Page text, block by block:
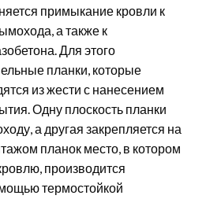
примыкание кровли к
а также к
Для этого
планки, которые
из жести с нанесением
Одну плоскость планки
а другая закрепляется на
планок место, в котором
производится
термостойкой